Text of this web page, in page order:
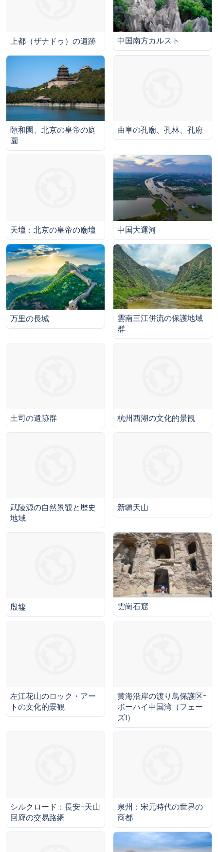
上都（ザナドゥ）の遺跡 中国南方カルスト
頤和園、北京の皇帝の庭
園
曲阜の孔廟、孔林、孔府
天壇：北京の皇帝の廟壇 中国大運河
万里の長城
雲南三江併流の保護地域
群
土司の遺跡群 杭州西湖の文化的景観
武陵源の自然景観と歴史
地域
新疆天山
殷墟 雲崗石窟
左江花山のロック・アー
トの文化的景観
黄海沿岸の渡り鳥保護区-
ボーハイ中国湾（フェー
ズI）
シルクロード：長安−天山
回廊の交易路網
泉州：宋元時代の世界の
商都